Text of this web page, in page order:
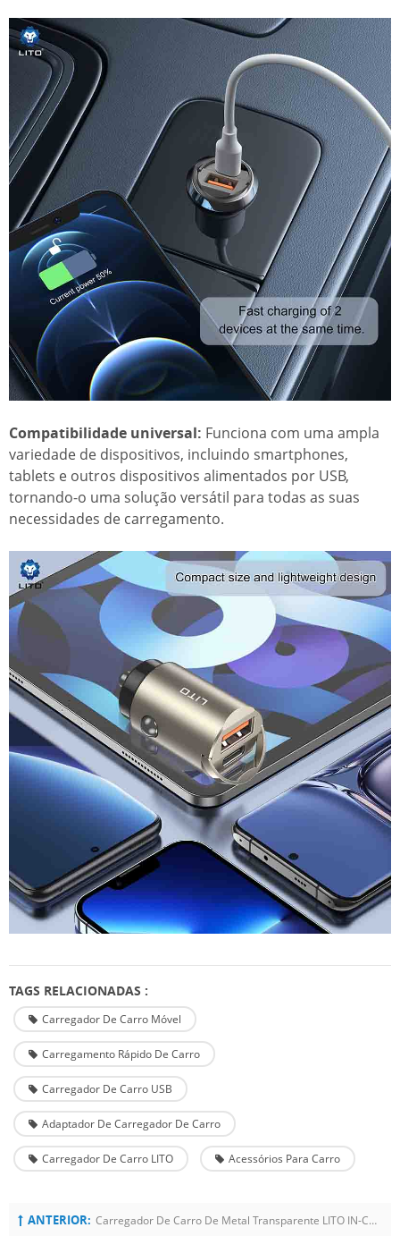
Compatibilidade universal: Funciona com uma ampla
variedade de dispositivos, incluindo smartphones,
tablets e outros dispositivos alimentados por USB,
tornando-o uma solução versátil para todas as suas
necessidades de carregamento.
TAGS RELACIONADAS :
Carregador De Carro Móvel
Carregamento Rápido De Carro
Carregador De Carro USB
Adaptador De Carregador De Carro
Carregador De Carro LITO Acessórios Para Carro
ANTERIOR: Carregador De Carro De Metal Transparente LITO IN-C04